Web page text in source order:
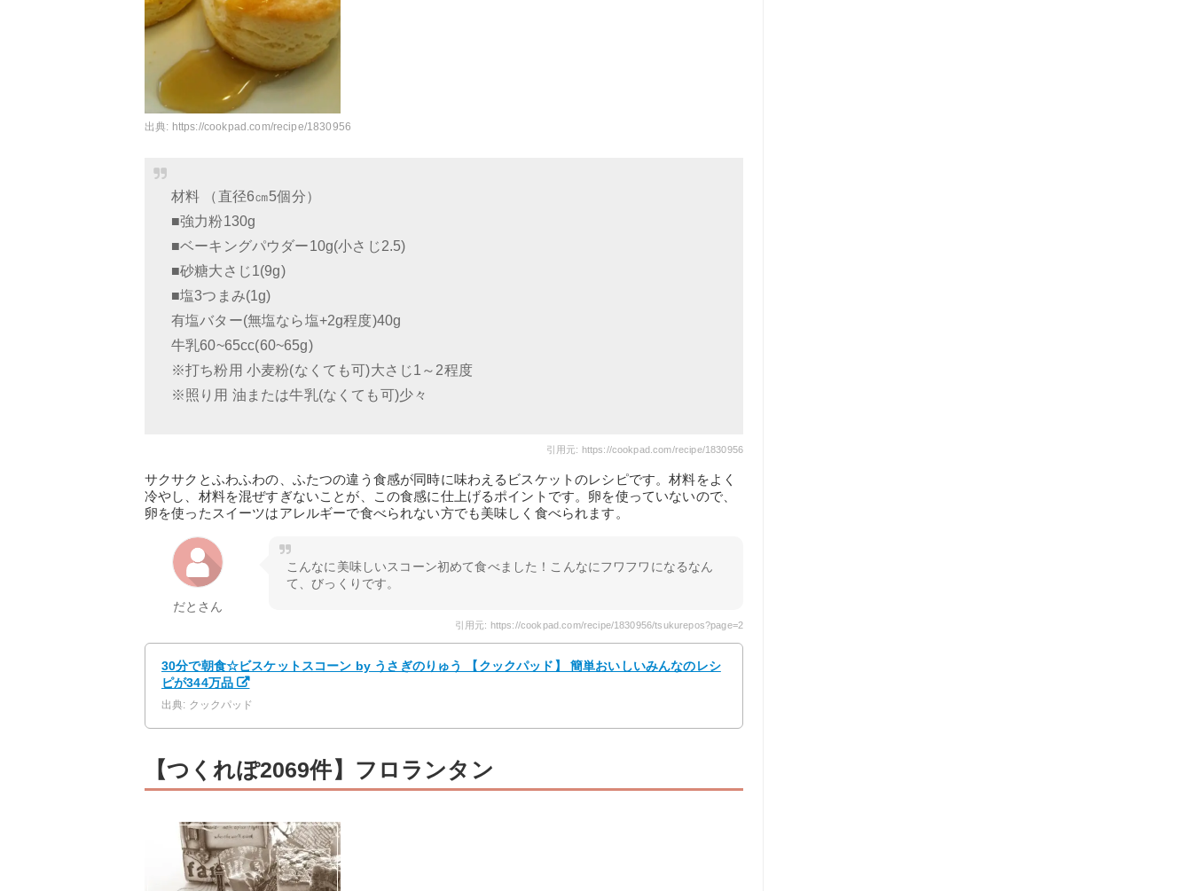
出典: https://cookpad.com/recipe/1830956
材料 （直径6㎝5個分）
■強力粉130g
■ベーキングパウダー10g(小さじ2.5)
■砂糖大さじ1(9g)
■塩3つまみ(1g)
有塩バター(無塩なら塩+2g程度)40g
牛乳60~65cc(60~65g)
※打ち粉用 小麦粉(なくても可)大さじ1～2程度
※照り用 油または牛乳(なくても可)少々
引用元: https://cookpad.com/recipe/1830956
サクサクとふわふわの、ふたつの違う食感が同時に味わえるビスケットのレシピです。材料をよく
冷やし、材料を混ぜすぎないことが、この食感に仕上げるポイントです。卵を使っていないので、
卵を使ったスイーツはアレルギーで食べられない方でも美味しく食べられます。
だとさん
こんなに美味しいスコーン初めて食べました！こんなにフワフワになるなん
て、びっくりです。
引用元: https://cookpad.com/recipe/1830956/tsukurepos?page=2
30分で朝食☆ビスケットスコーン by うさぎのりゅう 【クックパッド】 簡単おいしいみんなのレシ
ピが344万品
出典: クックパッド
【つくれぽ2069件】フロランタン